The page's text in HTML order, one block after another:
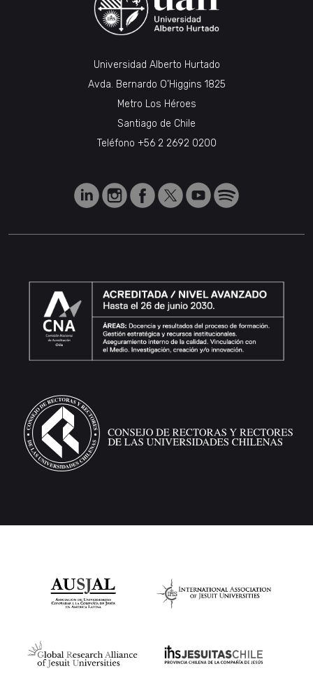
Universidad Alberto Hurtado
Avda. Bernardo O’Higgins 1825
Metro Los Héroes
Santiago de Chile
Teléfono +56 2 2692 0200